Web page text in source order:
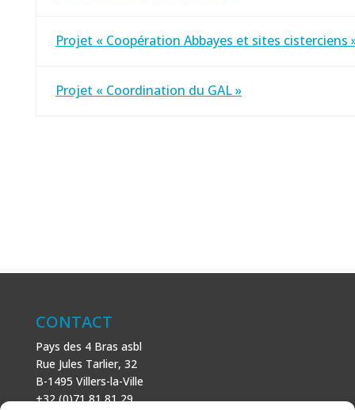
Projet « Coopération Abbayes et sites cisterciens
Projet « Coordination du GAL »
CONTACT
Pays des 4 Bras asbl
Rue Jules Tarlier, 32
B-1495 Villers-la-Ville
+32 (0)71 81 81 29